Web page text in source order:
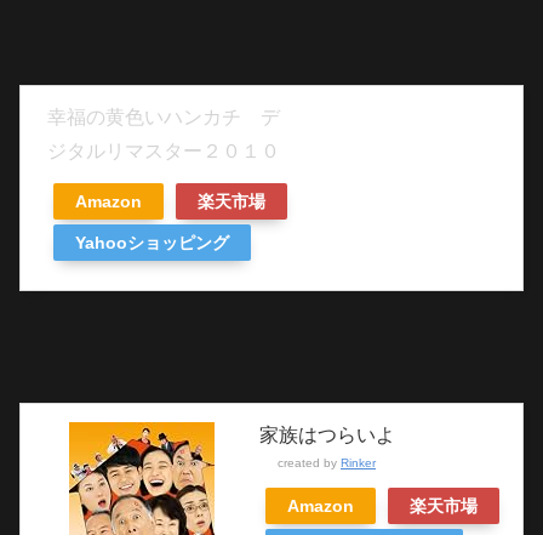
幸福の黄色いハンカチ デ
ジタルリマスター２０１０
Amazon 楽天市場
Yahooショッピング
家族はつらいよ
created by Rinker
Amazon 楽天市場